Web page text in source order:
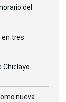
del
en tres
Chiclayo
nueva